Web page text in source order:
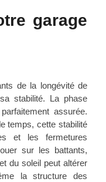
garage
de la longévité de
stabilité. La phase
assurée.
temps, cette stabilité
et les fermetures
sur les battants,
du soleil peut altérer
la structure des